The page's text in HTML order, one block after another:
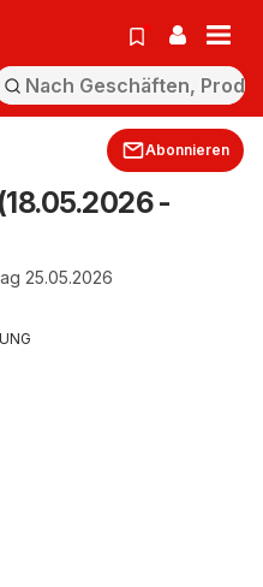
Abonnieren
-
25.05.2026